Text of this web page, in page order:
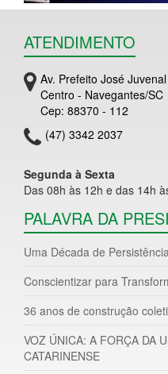
ATENDIMENTO
Av. Prefeito José
Centro - Navegantes/SC
Cep: 88370 - 112
(47) 3342 2037
Segunda à Sexta
Das 08h às 12h e das 14h
PALAVRA DA
Uma Década de
Conscientizar para
36 anos de construção
VOZ ÚNICA: A FORÇA DA
CATARINENSE